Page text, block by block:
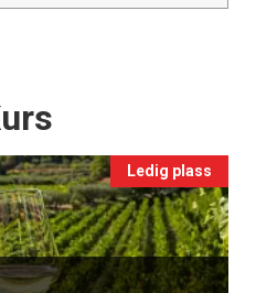
Ledig plass